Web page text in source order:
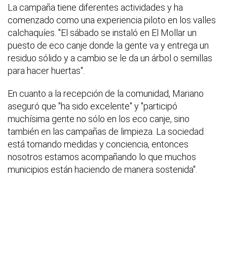
La campaña tiene diferentes actividades y ha
comenzado como una experiencia piloto en los valles
calchaquíes. "El sábado se instaló en El Mollar un
puesto de eco canje donde la gente va y entrega un
residuo sólido y a cambio se le da un árbol o semillas
para hacer huertas".
En cuanto a la recepción de la comunidad, Mariano
aseguró que "ha sido excelente" y "participó
muchísima gente no sólo en los eco canje, sino
también en las campañas de limpieza. La sociedad
está tomando medidas y conciencia, entonces
nosotros estamos acompañando lo que muchos
municipios están haciendo de manera sostenida".